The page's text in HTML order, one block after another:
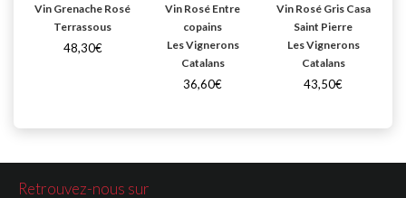
Vin Grenache Rosé
Terrassous
48,30€
Vin Rosé Entre
copains
Les Vignerons
Catalans
36,60€
Vin Rosé Gris Casa
Saint Pierre
Les Vignerons
Catalans
43,50€
Retrouvez-nous sur